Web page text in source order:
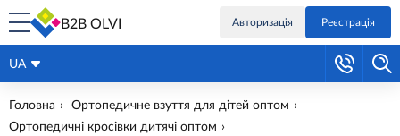
B2B OLVI Авторизація Реєстрація
UA
Головна
Ортопедичне взуття для дітей оптом
Ортопедичні кросівки дитячі оптом